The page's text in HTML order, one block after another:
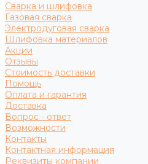
Сварка и шлифовка
Газовая сварка
Электродуговая сварка
Шлифовка материалов
Акции
Отзывы
Стоимость доставки
Помощь
Оплата и гарантия
Доставка
Вопрос - ответ
Возможности
Контакты
Контактная информация
Реквизиты компании